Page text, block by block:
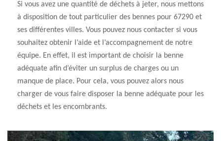
Si vous avez une quantité de déchets à jeter, nous mettons
à disposition de tout particulier des bennes pour 67290 et
ses différentes villes. Vous pouvez nous contacter si vous
souhaitez obtenir l’aide et l’accompagnement de notre
équipe. En effet, il est important de choisir la benne
adéquate afin d’éviter un surplus de charges ou un
manque de place. Pour cela, vous pouvez alors nous
charger de vous faire disposer la benne adéquate pour les
déchets et les encombrants.